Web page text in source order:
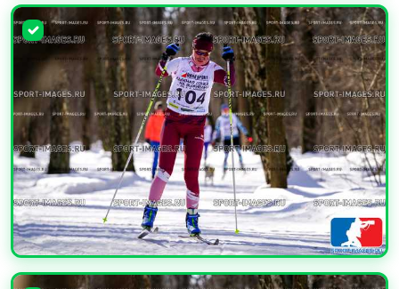
УВЕЛИЧИТЬ
УВЕЛИЧИТЬ